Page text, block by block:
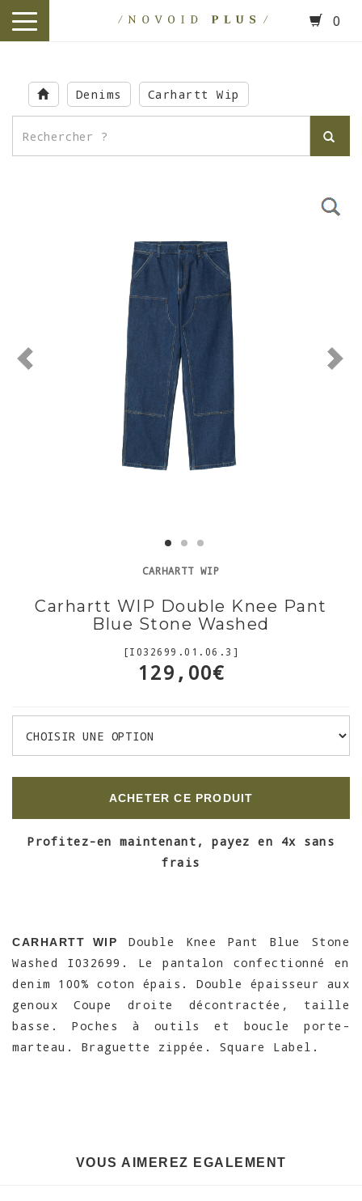
main
content
toggle
0
Denims Carhartt Wip
CARHARTT WIP
Carhartt WIP Double Knee Pant
Blue Stone Washed
[I032699.01.06.3]
129,00€
ACHETER CE PRODUIT
Profitez-en maintenant, payez en 4x sans
frais
CARHARTT WIP
Double Knee Pant Blue Stone
Washed I032699. Le pantalon confectionné en
denim 100% coton épais. Double épaisseur aux
genoux Coupe droite décontractée, taille
basse. Poches à outils et boucle porte-
marteau. Braguette zippée. Square Label.
VOUS AIMEREZ EGALEMENT